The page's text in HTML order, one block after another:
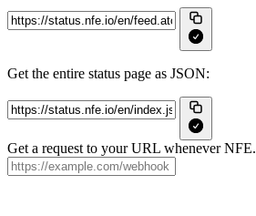
Get the entire status page as JSON:
Get a request to your URL whenever